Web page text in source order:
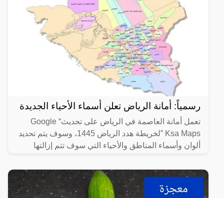
رسمياً: أمانة الرياض تعلن أسماء الأحياء الجديدة
تعمل أمانة العاصمة في الرياض على تحديث“ Google
Ksa Maps ”لخريطة هدد الرياض 1445، وسوف يتم تحديد
ألوان وأسماء المناطق والأحياء التي سوف تتم إزالتها